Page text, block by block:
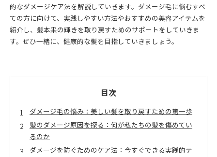
的なダメージケア法を解説していきます。ダメージ毛に悩むすべ
ての方に向けて、実践しやすい方法やおすすめの美容アイテムを
紹介し、髪本来の輝きを取り戻すためのサポートをしていきま
す。ぜひ一緒に、健康的な髪を目指していきましょう。
目次
ダメージ毛の悩み：美しい髪を取り戻すための第一歩
髪のダメージ原因を探る：何が私たちの髪を傷めてい
るのか
ダメージを防ぐためのケア法：今すぐできる実践的テ